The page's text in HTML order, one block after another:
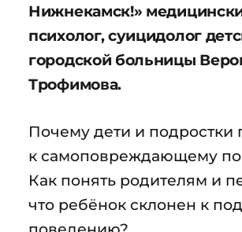
Нижнекамск!»
психолог, суицидолог
городской больницы
Трофимова.
Почему дети и подростки
к самоповреждающему
Как понять родителям и
что ребёнок склонен к